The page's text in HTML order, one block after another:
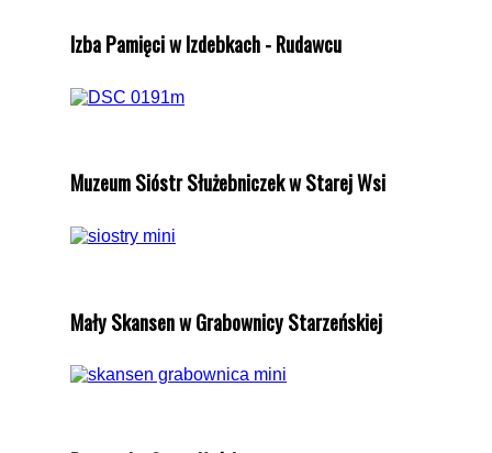
Izba Pamięci w Izdebkach - Rudawcu
Muzeum Sióstr Służebniczek w Starej Wsi
Mały Skansen w Grabownicy Starzeńskiej